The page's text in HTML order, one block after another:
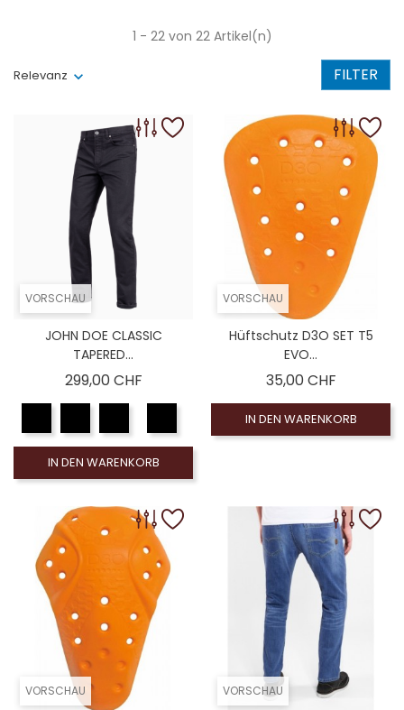
Relevanz FILTER
1 - 22 von 22 Artikel(n)
VORSCHAU
JOHN DOE CLASSIC
TAPERED...
299,00 CHFPreis
IN DEN WARENKORB
VORSCHAU
Hüftschutz D3O SET T5
EVO...
35,00 CHFPreis
IN DEN WARENKORB
VORSCHAU VORSCHAU